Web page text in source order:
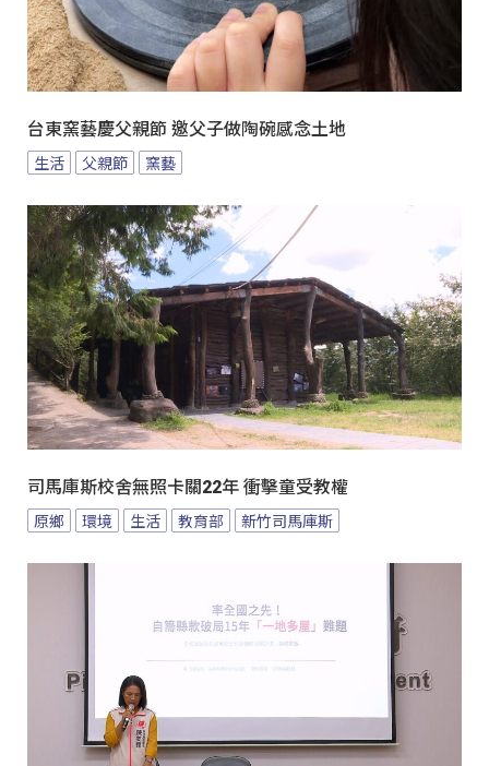
台東窯藝慶父親節 邀父子做陶碗感念土地
生活 父親節 窯藝
司馬庫斯校舍無照卡關22年 衝擊童受教權
原鄉 環境 生活 教育部 新竹司馬庫斯